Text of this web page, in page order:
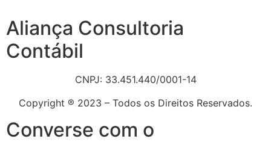
Aliança Consultoria
Contábil
CNPJ: 33.451.440/0001-14
Copyright ® 2023 – Todos os Direitos Reservados.
Converse com o